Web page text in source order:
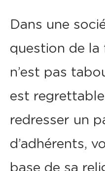
Dans une
question de la
n’est pas
est regrettable
redresser un
d’adhérents,
base de sa